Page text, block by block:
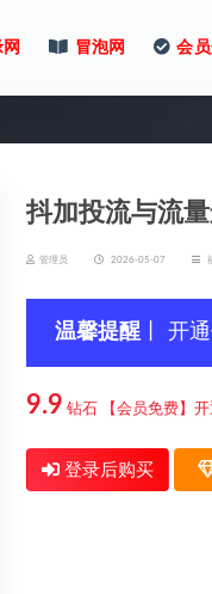
冒泡网 会
抖加投流与流
管理员 2026-05-07
温馨提醒 丨 开
9.9 钻石 【会员免费】
登录后购买